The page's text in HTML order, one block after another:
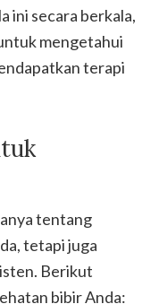
ini secara berkala,
mengetahui
terapi
tentang
tetapi juga
Berikut
bibir Anda: